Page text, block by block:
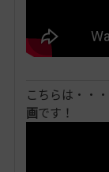
こちらは・・・
画です！